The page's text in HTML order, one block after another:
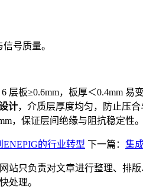
号质量。
层板≥0.6mm，板厚＜0.4mm 易
计，介质层厚度均匀，防止压合
，保证层间绝缘与阻抗稳定性。
的行业转型 下一篇： 集
站只负责对文章进行整理、排
处理。